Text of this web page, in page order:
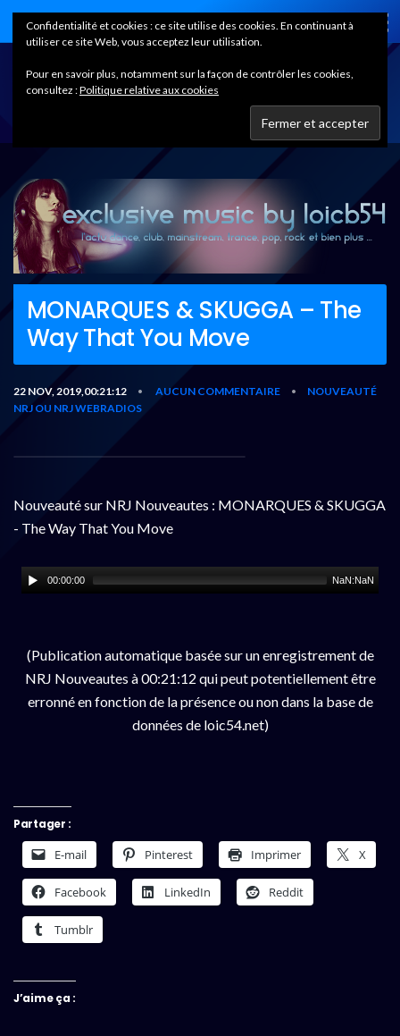
Home
MONARQUES & SKUGGA – The
Way That You Move
22 NOV, 2019,00:21:12 • AUCUN COMMENTAIRE •
NOUVEAUTÉ
NRJ OU NRJ WEBRADIOS
Nouveauté sur NRJ Nouveautes : MONARQUES & SKUGGA
- The Way That You Move
00:00:00 NaN:NaN
(Publication automatique basée sur un enregistrement de
NRJ Nouveautes à 00:21:12 qui peut potentiellement être
erronné en fonction de la présence ou non dans la base de
données de loic54.net)
Partager :
E-mail Pinterest Imprimer X
Facebook LinkedIn Reddit
Tumblr
J’aime ça :
Confidentialité et cookies : ce site utilise des cookies. En continuant à
utiliser ce site Web, vous acceptez leur utilisation.
Pour en savoir plus, notamment sur la façon de contrôler les cookies,
consultez :Politique relative aux cookies